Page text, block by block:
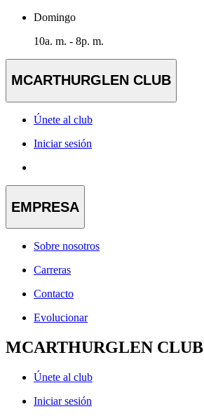
Domingo
10a. m. - 8p. m.
MCARTHURGLEN CLUB
Únete al club
Iniciar sesión
EMPRESA
Sobre nosotros
Carreras
Contacto
Evolucionar
MCARTHURGLEN CLUB
Únete al club
Iniciar sesión